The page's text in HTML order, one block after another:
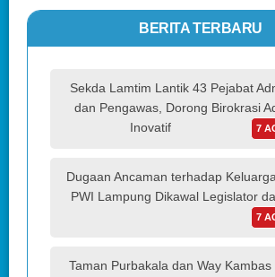
BERITA TERBARU
Sekda Lamtim Lantik 43 Pejabat
dan Pengawas, Dorong Birokrasi
Inovatif
7
Dugaan Ancaman terhadap
PWI Lampung Dikawal Legislator
7
Taman Purbakala dan Way Kambas